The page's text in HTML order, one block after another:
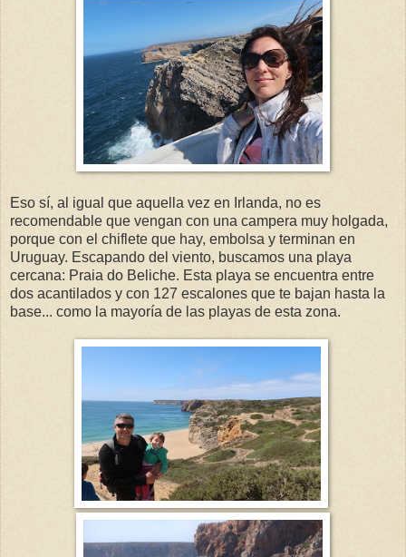
Eso sí, al igual que aquella vez en Irlanda, no es
recomendable que vengan con una campera muy holgada,
porque con el chiflete que hay, embolsa y terminan en
Uruguay. Escapando del viento, buscamos una playa
cercana: Praia do Beliche. Esta playa se encuentra entre
dos acantilados y con 127 escalones que te bajan hasta la
base... como la mayoría de las playas de esta zona.